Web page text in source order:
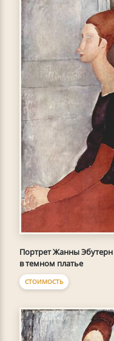
Портрет Жанны Эбутерн
в темном платье
СТОИМОСТЬ